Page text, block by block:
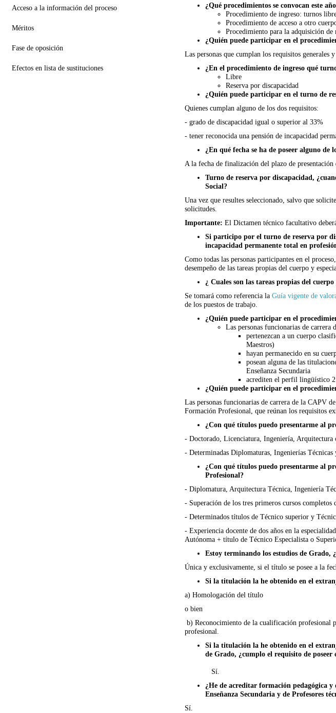
Acceso a la información del proceso
Méritos
Fase de oposición
Efectos en lista de sustituciones
¿Qué procedimientos se convocan este
Procedimiento de ingreso: turnos
Procedimiento de acceso a otro
Procedimiento para la adquisición de
¿Quién puede participar en el
Las personas que cumplan los requisitos generales
¿En el procedimiento de ingreso qué
Libre
Reserva por discapacidad
¿Quién puede participar en el turno de
Quienes cumplan alguno de los dos requisitos:
- grado de discapacidad igual o superior al 33%
- tener reconocida una pensión de incapacidad
¿En qué fecha se ha de poseer alguno
A la fecha de finalización del plazo de presentación
Turno de reserva por discapacidad,
Social?
Una vez que resultes seleccionado, salvo que
solicitudes.
Importante: El Dictamen técnico facultativo
Si participo por el turno de reserva por
incapacidad permanente total en
Como todas las personas participantes en el
desempeño de las tareas propias del cuerpo y
¿ Cuales son las tareas propias del
Se tomará como referencia la Guía vigente de
de los puestos de trabajo.
¿Quién puede participar en el
Las personas funcionarias de carrera
pertenezcan a un cuerpo
Maestros)
hayan permanecido en su
posean alguna de las
Enseñanza Secundaria
acrediten el perfil lingüístico 2
¿Quién puede participar en el
Las personas funcionarias de carrera de la CAPV
Formación Profesional, que reúnan los requisitos
¿Con qué títulos puedo presentarme al
- Doctorado, Licenciatura, Ingeniería, Arquitectura
- Determinadas Diplomaturas, Ingenierías
¿Con qué títulos puedo presentarme al
Profesional?
- Diplomatura, Arquitectura Técnica, Ingeniería
- Superación de los tres primeros cursos completos
- Determinados títulos de Técnico superior y
- Experiencia docente de dos años en la
Autónoma + título de Técnico Especialista o
Estoy terminando los estudios de Grado,
Única y exclusivamente, si el título se posee a la
Si la titulación la he obtenido en el
a) Homologación del título
o bien
b) Reconocimiento de la cualificación profesional
profesional.
Si la titulación la he obtenido en el
de Grado, ¿cumplo el requisito de
Sí.
¿He de acreditar formación pedagógica y
Enseñanza Secundaria y de Profesores
Sí.